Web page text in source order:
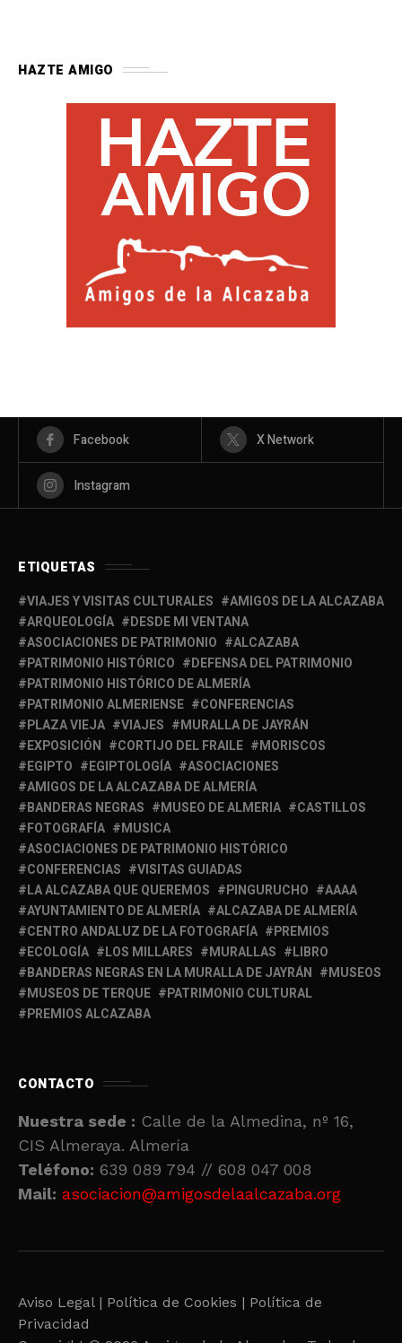
HAZTE AMIGO
Facebook X Network
Instagram
ETIQUETAS
VIAJES Y VISITAS CULTURALES
AMIGOS DE LA ALCAZABA
ARQUEOLOGÍA
DESDE MI VENTANA
ASOCIACIONES DE PATRIMONIO
ALCAZABA
PATRIMONIO HISTÓRICO
DEFENSA DEL PATRIMONIO
PATRIMONIO HISTÓRICO DE ALMERÍA
PATRIMONIO ALMERIENSE
CONFERENCIAS
PLAZA VIEJA
VIAJES
MURALLA DE JAYRÁN
EXPOSICIÓN
CORTIJO DEL FRAILE
MORISCOS
EGIPTO
EGIPTOLOGÍA
ASOCIACIONES
AMIGOS DE LA ALCAZABA DE ALMERÍA
BANDERAS NEGRAS
MUSEO DE ALMERIA
CASTILLOS
FOTOGRAFÍA
MUSICA
ASOCIACIONES DE PATRIMONIO HISTÓRICO
CONFERENCIAS
VISITAS GUIADAS
LA ALCAZABA QUE QUEREMOS
PINGURUCHO
AAAA
AYUNTAMIENTO DE ALMERÍA
ALCAZABA DE ALMERÍA
CENTRO ANDALUZ DE LA FOTOGRAFÍA
PREMIOS
ECOLOGÍA
LOS MILLARES MURALLAS
LIBRO
BANDERAS NEGRAS EN LA MURALLA DE JAYRÁN
MUSEOS
MUSEOS DE TERQUE
PATRIMONIO CULTURAL
PREMIOS ALCAZABA
CONTACTO
Nuestra sede : Calle de la Almedina, nº 16,
CIS Almeraya. Almería
Teléfono: 639 089 794 // 608 047 008
Mail: asociacion@amigosdelaalcazaba.org
Aviso Legal | Política de Cookies | Política de
Privacidad